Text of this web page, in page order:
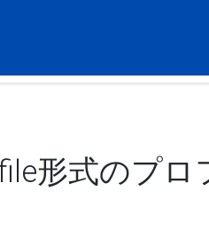
形式のプロ